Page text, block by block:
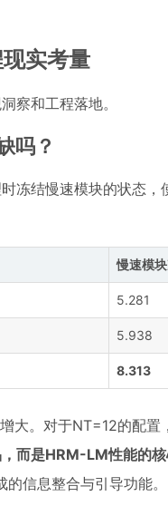
实考量
察和工程落地。
吗？
冻结慢速模块的状态
慢速模
5.281
5.938
8.313
大。对于NT=12的配
而是HRM-LM性能的
信息整合与引导功能。